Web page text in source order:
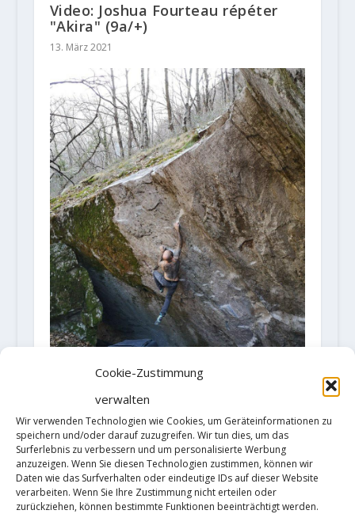
Cookie-Zustimmung
verwalten
Wir verwenden Technologien wie Cookies, um Geräteinformationen zu
speichern und/oder darauf zuzugreifen. Wir tun dies, um das
Surferlebnis zu verbessern und um personalisierte Werbung
anzuzeigen. Wenn Sie diesen Technologien zustimmen, können wir
Daten wie das Surfverhalten oder eindeutige IDs auf dieser Website
verarbeiten. Wenn Sie Ihre Zustimmung nicht erteilen oder
zurückziehen, können bestimmte Funktionen beeinträchtigt werden.
Video: Joshua Fourteau répéter
"Akira" (9a/+)
13. März 2021
Erstbegehung von “Murder One”
8B durch Markus Bock
13. März 2020